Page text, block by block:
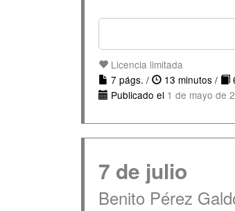
Licencia limitada
7 págs. /
13 minutos /
Publicado el 1 de mayo de
7 de julio
Benito Pérez